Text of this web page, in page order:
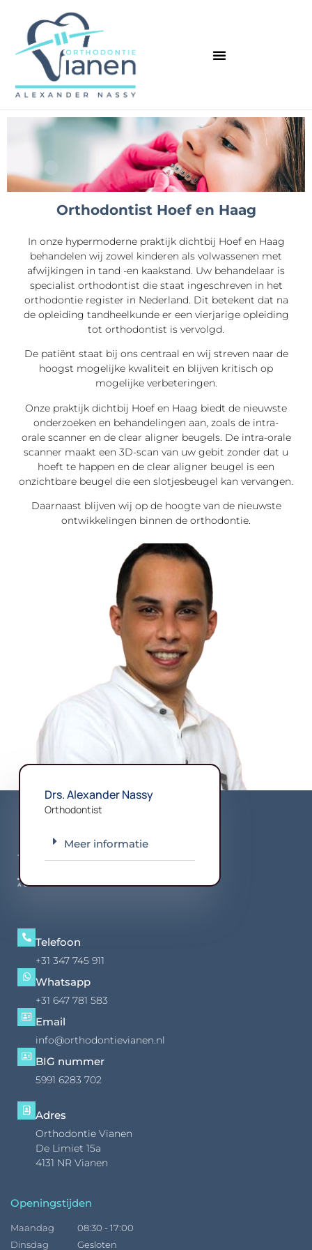
Orthodontist Hoef en Haag
In onze hypermoderne praktijk dichtbij Hoef en Haag
behandelen wij zowel kinderen als volwassenen met
afwijkingen in tand -en kaakstand. Uw behandelaar is
specialist orthodontist die staat ingeschreven in het
orthodontie register in Nederland. Dit betekent dat na
de opleiding tandheelkunde er een vierjarige opleiding
tot orthodontist is vervolgd.
De patiënt staat bij ons centraal en wij streven naar de
hoogst mogelijke kwaliteit en blijven kritisch op
mogelijke verbeteringen.
Onze praktijk dichtbij Hoef en Haag biedt de nieuwste
onderzoeken en behandelingen aan, zoals de intra-
orale scanner en de clear aligner beugels. De intra-orale
scanner maakt een 3D-scan van uw gebit zonder dat u
hoeft te happen en de clear aligner beugel is een
onzichtbare beugel die een slotjesbeugel kan vervangen.
Daarnaast blijven wij op de hoogte van de nieuwste
ontwikkelingen binnen de orthodontie.
Drs. Alexander Nassy
Orthodontist
Meer informatie
Telefoon
+31 347 745 911
Whatsapp
+31 647 781 583
Email
info@orthodontievianen.nl
BIG nummer
5991 6283 702
Adres
Orthodontie Vianen
De Limiet 15a
4131 NR Vianen
Openingstijden
Maandag
Dinsdag
08:30 - 17:00
Gesloten